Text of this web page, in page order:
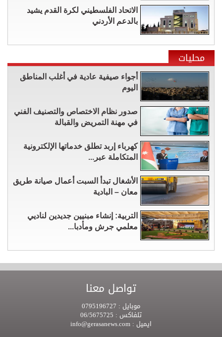
الاتحاد الفلسطيني لكرة القدم يشيد
بالدعم الأردني
محليات
أجواء صيفية عادية في أغلب المناطق
اليوم
صدور نظام الاختصاص والتصنيف الفني
في مهنة التمريض والقبالة
كهرباء إربد تطلق خدماتها الإلكترونية
المتكاملة عبر...
الأشغال تبدأ السبت أعمال صيانة طريق
معان – البادية
التربية: إنشاء مبنيين جديدين لناديي
معلمي جرش ومأدبا...
تواصل معنا
موبايل :
تلفاكس :
ايميل :